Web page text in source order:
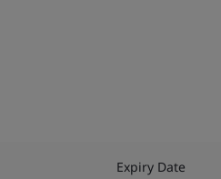
Expiry Date